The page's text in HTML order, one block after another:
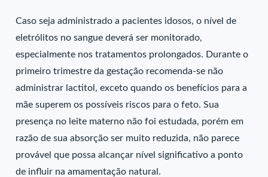
Caso seja administrado a pacientes idosos, o nível de
eletrólitos no sangue deverá ser monitorado,
especialmente nos tratamentos prolongados. Durante o
primeiro trimestre da gestação recomenda-se não
administrar lactitol, exceto quando os benefícios para a
mãe superem os possíveis riscos para o feto. Sua
presença no leite materno não foi estudada, porém em
razão de sua absorção ser muito reduzida, não parece
provável que possa alcançar nível significativo a ponto
de influir na amamentação natural.